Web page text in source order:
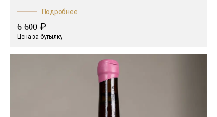
Подробнее
6 600 ₽
Цена за бутылку